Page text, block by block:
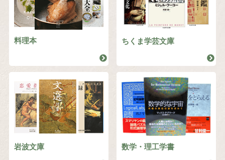
料理本 ちくま学芸文庫
岩波文庫 数学・理工学書